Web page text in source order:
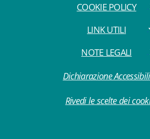
COOKIE POLICY
LINK UTILI
NOTE LEGALI
Dichiarazione
Rivedi le scelte dei